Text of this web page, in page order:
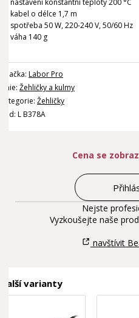
nastavení konstantní teploty 200 °C
kabel o délce 1,7 m
spotřeba 50 W, 220-240 V, 50/60 Hz
váha 140 g
Značka: Labor Pro
Linie: Žehličky a kulmy
Kategorie: Žehličky
Kód: L B378A
Cena se
Nejste
Vyzkoušejte naše
navštívit
Další varianty